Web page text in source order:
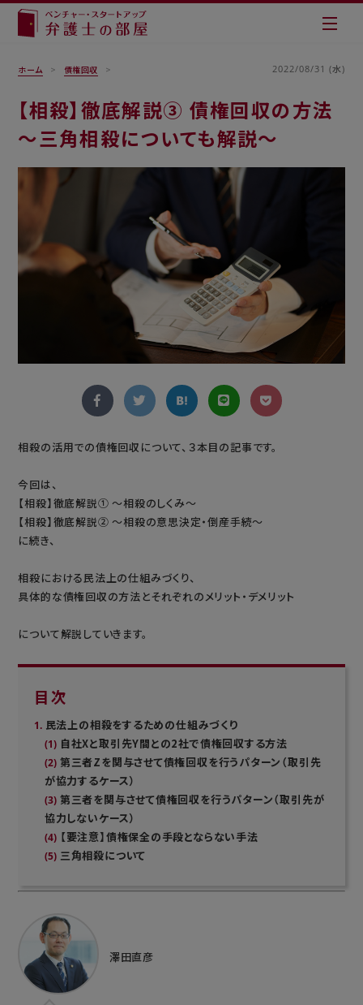
ホーム 債権回収 2022/08/31 (水)
【相殺】徹底解説③ 債権回収の方法
～三角相殺についても解説～
相殺の活用での債権回収について、３本目の記事です。
今回は、
【相殺】徹底解説① ～相殺のしくみ～
【相殺】徹底解説② ～相殺の意思決定・倒産手続～
に続き、
相殺における民法上の仕組みづくり、
具体的な債権回収の方法とそれぞれのメリット・デメリット
について解説していきます。
目次
民法上の相殺をするための仕組みづくり
自社Xと取引先Y間との2社で債権回収する方法
第三者Zを関与させて債権回収を行うパターン（取引先
が協力するケース）
第三者を関与させて債権回収を行うパターン（取引先が
協力しないケース）
【要注意】債権保全の手段とならない手法
三角相殺について
澤田直彦